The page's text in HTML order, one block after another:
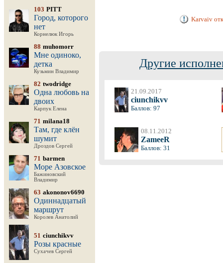
103 PITT
Город, которого
нет
Корнелюк Игорь
88 muhomorr
Мне одиноко,
детка
Кузьмин Владимир
82 twodridge
Одна любовь на
двоих
Карпук Елена
71 milana18
Там, где клён
шумит
Дроздов Сергей
71 barmen
Море Азовское
Бажиновский
Владимир
63 akononov6690
Одиннадцатый
маршрут
Королев Анатолий
51 ciunchikvv
Розы красные
Сухачев Сергей
Karvaiv
Другие
21.09.2017
ciunchikvv
Баллов: 97
08.11.2012
ZameeR
Баллов: 31